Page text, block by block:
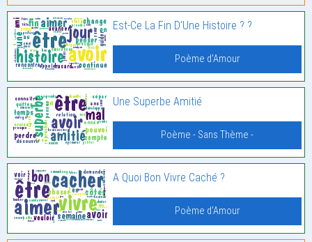
Est-Ce La Fin D’Une Histoire ? ?
Poème d'Amour
Une Superbe Amitié
Poème - Sans Thème -
A Quoi Bon Vivre Caché ?
Poème d'Amour